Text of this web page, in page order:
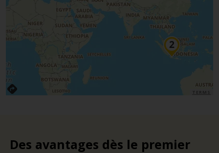
Des avantages dès le premier